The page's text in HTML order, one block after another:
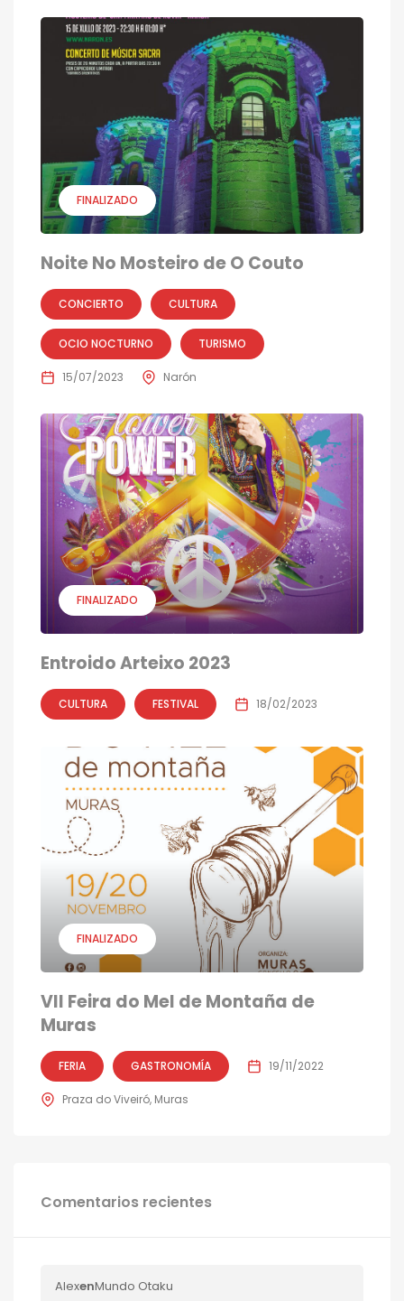
FINALIZADO
Noite No Mosteiro de O Couto
CONCIERTO CULTURA
OCIO NOCTURNO TURISMO
15/07/2023 Narón
FINALIZADO
Entroido Arteixo 2023
CULTURA FESTIVAL 18/02/2023
FINALIZADO
VII Feira do Mel de Montaña de
Muras
FERIA GASTRONOMÍA 19/11/2022
Praza do Viveiró, Muras
Comentarios recientes
AlexenMundo Otaku